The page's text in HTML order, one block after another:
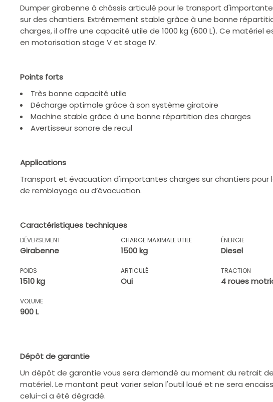
Dumper girabenne à châssis articulé pour le transport
sur des chantiers. Extrêmement stable grâce à une bonne
charges, il offre une capacité utile de 1000 kg (600 L). Ce matériel
en motorisation stage V et stage IV.
Points forts
Très bonne capacité utile
Décharge optimale grâce à son système giratoire
Machine stable grâce à une bonne répartition des charges
Avertisseur sonore de recul
Applications
Transport et évacuation d'importantes charges sur chantiers pour
de remblayage ou d’évacuation.
Caractéristiques techniques
DÉVERSEMENT
Girabenne
CHARGE MAXIMALE UTILE
1500 kg
ÉNERGIE
Diesel
POIDS
1510 kg
ARTICULÉ
Oui
TRACTION
4 roues
VOLUME
900 L
Dépôt de garantie
Un dépôt de garantie vous sera demandé au moment du retrait
matériel. Le montant peut varier selon l'outil loué et ne sera
celui-ci a été dégradé.